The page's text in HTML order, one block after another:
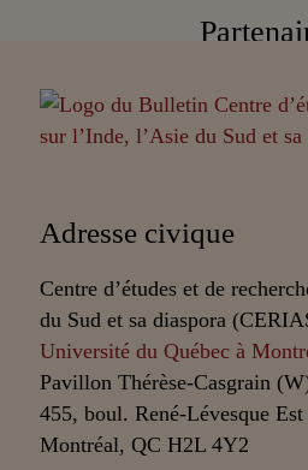
Adresse civique
Centre d’études et de
du Sud et sa diaspora
Université du Québec à
Pavillon Thérèse-Casgrain
455, boul. René-Lévesque Est
Montréal, QC H2L 4Y2